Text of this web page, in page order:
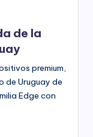
de la
premium,
de Uruguay de
Edge con